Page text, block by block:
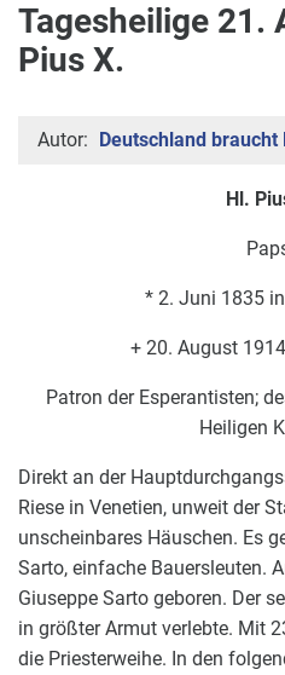
Tagesheilige 21.
Pius X.
Autor: Deutschland
Hl.
* 2. Juni 1835
+ 20. August
Patron der Esperantisten;
Heiligen
Direkt an der
Riese in Venetien, unweit der
unscheinbares Häuschen. Es
Sarto, einfache Bauersleuten.
Giuseppe Sarto geboren. Der
in größter Armut verlebte. Mit
die Priesterweihe. In den